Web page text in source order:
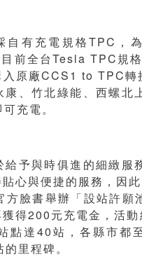
自有充電規格TPC，
前全台Tesla TPC規
原廠CCS1 to TPC轉
、竹北綠能、西螺
充電。
予與時俱進的細緻
心與便捷的服務，因
臉書舉辦「設站許
得200元充電金，活
點達40站，各縣市都
里程碑。